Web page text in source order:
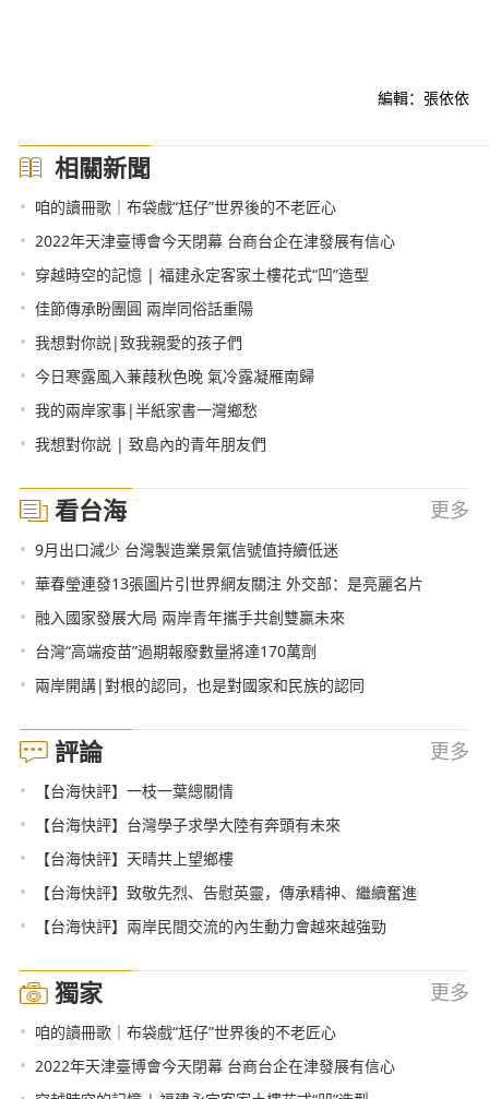
編輯：張依依
相關新聞
• 咱的讀冊歌｜布袋戲“尪仔”世界後的不老匠心
• 2022年天津臺博會今天閉幕 台商台企在津發展有信心
• 穿越時空的記憶 | 福建永定客家土樓花式“凹”造型
• 佳節傳承盼團圓 兩岸同俗話重陽
• 我想對你説|致我親愛的孩子們
• 今日寒露風入蒹葭秋色晚 氣冷露凝雁南歸
• 我的兩岸家事|半紙家書一灣鄉愁
• 我想對你説 | 致島內的青年朋友們
看台海 更多
• 9月出口減少 台灣製造業景氣信號值持續低迷
• 華春瑩連發13張圖片引世界網友關注 外交部：是亮麗名片
• 融入國家發展大局 兩岸青年攜手共創雙贏未來
• 台灣“高端疫苗”過期報廢數量將達170萬劑
• 兩岸開講|對根的認同，也是對國家和民族的認同
評論 更多
• 【台海快評】一枝一葉總關情
• 【台海快評】台灣學子求學大陸有奔頭有未來
• 【台海快評】天晴共上望鄉樓
• 【台海快評】致敬先烈、告慰英靈，傳承精神、繼續奮進
• 【台海快評】兩岸民間交流的內生動力會越來越強勁
獨家 更多
• 咱的讀冊歌｜布袋戲“尪仔”世界後的不老匠心
• 2022年天津臺博會今天閉幕 台商台企在津發展有信心